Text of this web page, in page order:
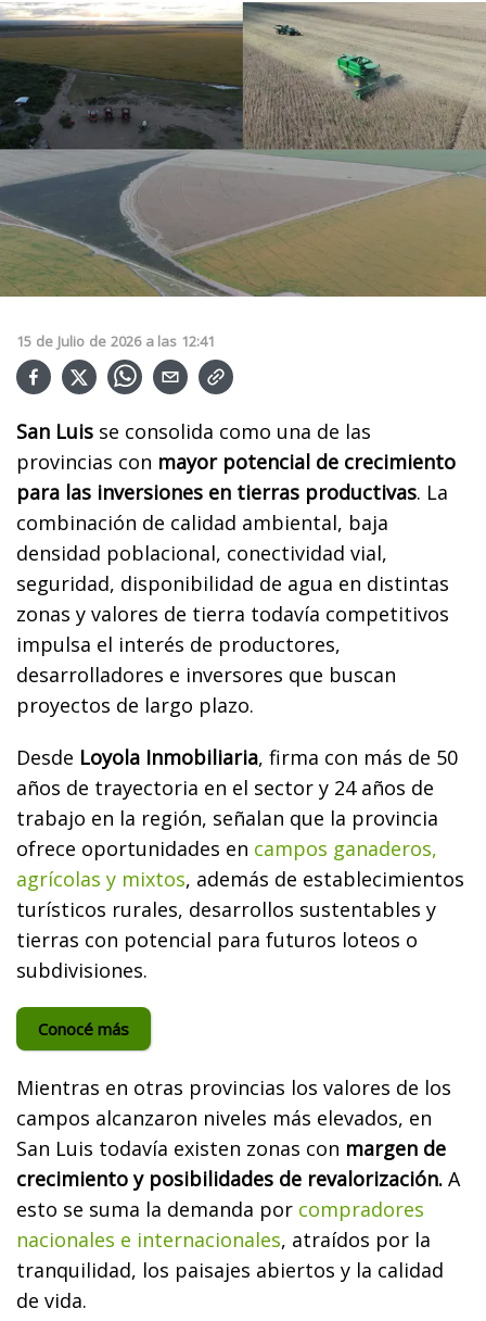
15 de Julio de 2026 a las 12:41
San Luis se consolida como una de las
provincias con mayor potencial de crecimiento
para las inversiones en tierras productivas. La
combinación de calidad ambiental, baja
densidad poblacional, conectividad vial,
seguridad, disponibilidad de agua en distintas
zonas y valores de tierra todavía competitivos
impulsa el interés de productores,
desarrolladores e inversores que buscan
proyectos de largo plazo.
Desde Loyola Inmobiliaria, firma con más de 50
años de trayectoria en el sector y 24 años de
trabajo en la región, señalan que la provincia
ofrece oportunidades en campos ganaderos,
agrícolas y mixtos, además de establecimientos
turísticos rurales, desarrollos sustentables y
tierras con potencial para futuros loteos o
subdivisiones.
Conocé más
Mientras en otras provincias los valores de los
campos alcanzaron niveles más elevados, en
San Luis todavía existen zonas con margen de
crecimiento y posibilidades de revalorización. A
esto se suma la demanda por compradores
nacionales e internacionales, atraídos por la
tranquilidad, los paisajes abiertos y la calidad
de vida.